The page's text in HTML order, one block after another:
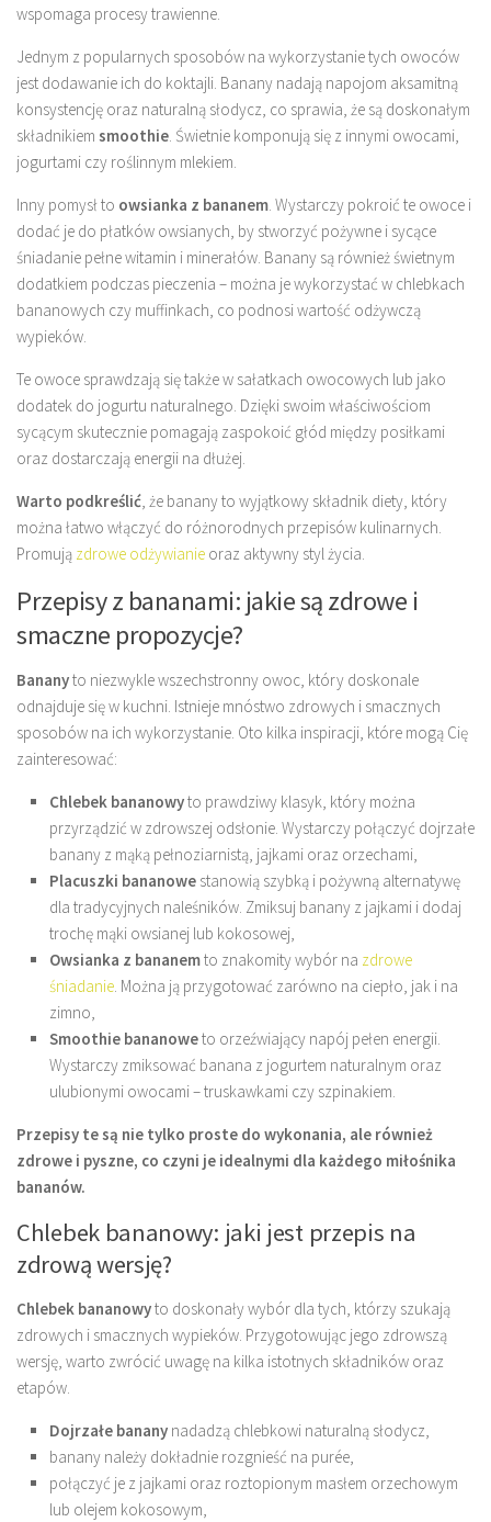
wspomaga procesy trawienne.
Jednym z popularnych sposobów na wykorzystanie tych owoców
jest dodawanie ich do koktajli. Banany nadają napojom aksamitną
konsystencję oraz naturalną słodycz, co sprawia, że są doskonałym
składnikiem smoothie. Świetnie komponują się z innymi owocami,
jogurtami czy roślinnym mlekiem.
Inny pomysł to owsianka z bananem. Wystarczy pokroić te owoce i
dodać je do płatków owsianych, by stworzyć pożywne i sycące
śniadanie pełne witamin i minerałów. Banany są również świetnym
dodatkiem podczas pieczenia – można je wykorzystać w chlebkach
bananowych czy muffinkach, co podnosi wartość odżywczą
wypieków.
Te owoce sprawdzają się także w sałatkach owocowych lub jako
dodatek do jogurtu naturalnego. Dzięki swoim właściwościom
sycącym skutecznie pomagają zaspokoić głód między posiłkami
oraz dostarczają energii na dłużej.
Warto podkreślić, że banany to wyjątkowy składnik diety, który
można łatwo włączyć do różnorodnych przepisów kulinarnych.
Promują zdrowe odżywianie oraz aktywny styl życia.
Przepisy z bananami: jakie są zdrowe i
smaczne propozycje?
Bananyto niezwykle wszechstronny owoc, który doskonale
odnajduje się w kuchni. Istnieje mnóstwo zdrowych i smacznych
sposobów na ich wykorzystanie. Oto kilka inspiracji, które mogą Cię
zainteresować:
Chlebek bananowyto prawdziwy klasyk, który można
przyrządzić w zdrowszej odsłonie. Wystarczy połączyć dojrzałe
banany z mąką pełnoziarnistą, jajkami oraz orzechami,
Placuszki bananowe stanowią szybką i pożywną alternatywę
dla tradycyjnych naleśników. Zmiksuj banany z jajkami i dodaj
trochę mąki owsianej lub kokosowej,
Owsianka z bananemto znakomity wybór na zdrowe
śniadanie. Można ją przygotować zarówno na ciepło, jak i na
zimno,
Smoothie bananoweto orzeźwiający napój pełen energii.
Wystarczy zmiksować banana z jogurtem naturalnym oraz
ulubionymi owocami – truskawkami czy szpinakiem.
Przepisy te są nie tylko proste do wykonania, ale również
zdrowe i pyszne, co czyni je idealnymi dla każdego miłośnika
bananów.
Chlebek bananowy: jaki jest przepis na
zdrową wersję?
Chlebek bananowyto doskonały wybór dla tych, którzy szukają
zdrowych i smacznych wypieków. Przygotowując jego zdrowszą
wersję, warto zwrócić uwagę na kilka istotnych składników oraz
etapów.
Dojrzałe banany nadadzą chlebkowi naturalną słodycz,
banany należy dokładnie rozgnieść na purée,
połączyć je z jajkami oraz roztopionym masłem orzechowym
lub olejem kokosowym,